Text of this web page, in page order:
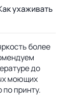
ухаживать
более
до
моющих
принту.